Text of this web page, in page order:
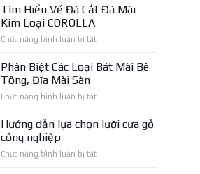
10
BỀN
QUỐC
Tìm Hiểu Về Đá Cắt Đá Mài
Kim Loại COROLLA
Chức năng bình luận bị tắtở
Hiểu
Cắt
Mài
COROLLA
Phân Biệt Các Loại Bát Mài Bê
Tông, Đĩa Mài Sàn
Chức năng bình luận bị tắtở
Biệt
Bát
Hướng dẫn lựa chọn lưỡi cưa gỗ
công nghiệp
Chức năng bình luận bị tắtở